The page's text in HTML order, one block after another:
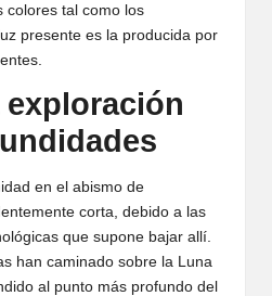
colores tal como los
presente es la producida por
en el abismo de
corta, debido a las
que supone bajar allí.
han caminado sobre la Luna
al punto más profundo del